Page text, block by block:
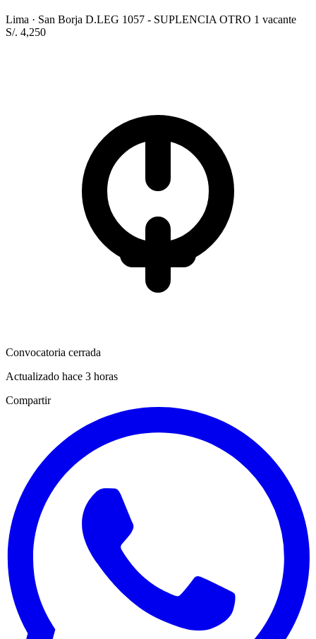
Lima · San Borja D.LEG 1057 - SUPLENCIA OTRO 1 vacante
S/. 4,250
Convocatoria cerrada
Actualizado hace 3 horas
Compartir